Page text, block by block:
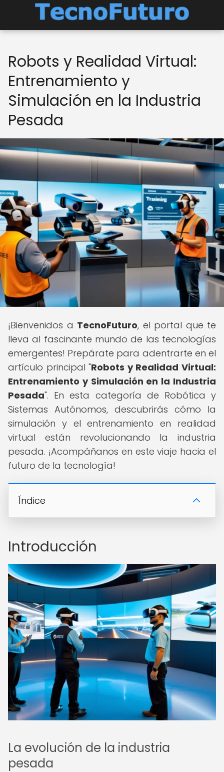
Robots y Realidad Virtual:
Entrenamiento y
Simulación en la Industria
Pesada
¡Bienvenidos a TecnoFuturo, el portal que te
lleva al fascinante mundo de las tecnologías
emergentes! Prepárate para adentrarte en el
artículo principal "Robots y Realidad Virtual:
Entrenamiento y Simulación en la Industria
Pesada". En esta categoría de Robótica y
Sistemas Autónomos, descubrirás cómo la
simulación y el entrenamiento en realidad
virtual están revolucionando la industria
pesada. ¡Acompáñanos en este viaje hacia el
futuro de la tecnología!
Índice
Introducción
La evolución de la industria
pesada